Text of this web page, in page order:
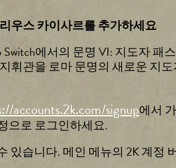
우스 카이사르를 추가하세요
Switch에서의 문명 VI: 지도자
휘관을 로마 문명의 새로운 지
accounts.2k.com/signup에서
으로 로그인하세요.
있습니다. 메인 메뉴의 2K 계